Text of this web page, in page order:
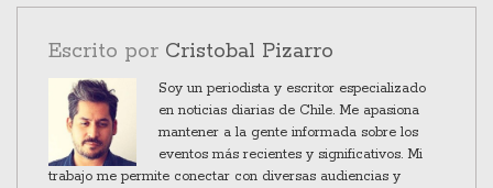
Escrito por Cristobal Pizarro
Soy un periodista y escritor especializado
en noticias diarias de Chile. Me apasiona
mantener a la gente informada sobre los
eventos más recientes y significativos. Mi
trabajo me permite conectar con diversas audiencias y